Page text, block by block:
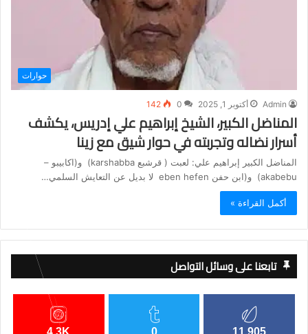
حوارات
Admin أكتوبر 1, 2025 0
142
المناضل الكبير، الشيخ إبراهيم علي إدريس، يكشف
أسرار نضاله وتجربته في حوار شيق مع زينا
المناضل الكبير إبراهيم علي: لعبت ( قرشبع karshabba) و(اكابيبو –
akabebu) و(ابن حفن eben hefen لا بديل عن التعايش السلمي…
أكمل القراءة »
تابعنا على وسائل التواصل
11,905
0
4.3K